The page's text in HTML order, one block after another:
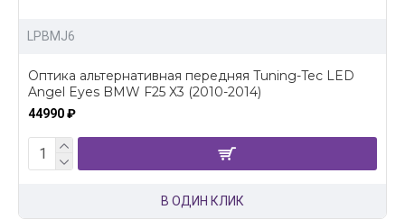
LPBMJ6
Оптика альтернативная передняя Tuning-Tec LED
Angel Eyes BMW F25 X3 (2010-2014)
44990 ₽
В ОДИН КЛИК